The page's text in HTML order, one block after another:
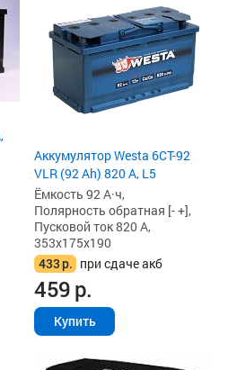
Аккумулятор Westa 6СТ-92
VLR (92 Ah) 820 А, L5
Ёмкость 92 А·ч,
Полярность обратная [- +],
Пусковой ток 820 А,
353x175x190
433р. при сдаче акб
459р.
Купить